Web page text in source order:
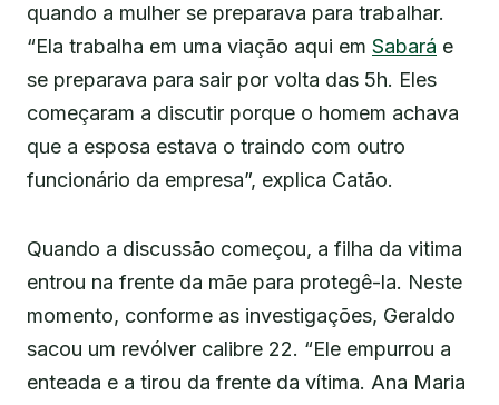
quando a mulher se preparava para trabalhar.
“Ela trabalha em uma viação aqui em Sabará e
se preparava para sair por volta das 5h. Eles
começaram a discutir porque o homem achava
que a esposa estava o traindo com outro
funcionário da empresa”, explica Catão.
Quando a discussão começou, a filha da vitima
entrou na frente da mãe para protegê-la. Neste
momento, conforme as investigações, Geraldo
sacou um revólver calibre 22. “Ele empurrou a
enteada e a tirou da frente da vítima. Ana Maria